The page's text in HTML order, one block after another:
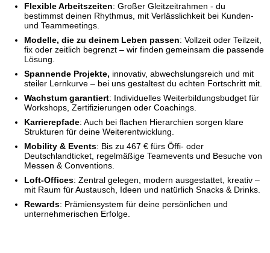
Flexible Arbeitszeiten: Großer Gleitzeitrahmen - du
bestimmst deinen Rhythmus, mit Verlässlichkeit bei Kunden-
und Teammeetings.
Modelle, die zu deinem Leben passen: Vollzeit oder Teilzeit,
fix oder zeitlich begrenzt – wir finden gemeinsam die passende
Lösung.
Spannende Projekte, innovativ, abwechslungsreich und mit
steiler Lernkurve – bei uns gestaltest du echten Fortschritt mit.
Wachstum garantiert: Individuelles Weiterbildungsbudget für
Workshops, Zertifizierungen oder Coachings.
Karrierepfade: Auch bei flachen Hierarchien sorgen klare
Strukturen für deine Weiterentwicklung.
Mobility & Events: Bis zu 467 € fürs Öffi- oder
Deutschlandticket, regelmäßige Teamevents und Besuche von
Messen & Conventions.
Loft-Offices: Zentral gelegen, modern ausgestattet, kreativ –
mit Raum für Austausch, Ideen und natürlich Snacks & Drinks.
Rewards: Prämiensystem für deine persönlichen und
unternehmerischen Erfolge.